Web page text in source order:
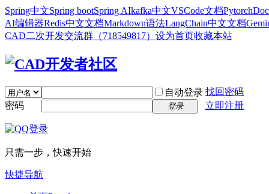
Spring中文Spring bootSpring AIkafka中文VSCode文档Pytorch
AI编辑器Redis中文文档Markdown语法LangChain中文文档
CAD二次开发交流群（718549817） 设为首页收藏本站
自动登录 找回密码
密码
登录 立即注册
只需一步，快速开始
快捷导航